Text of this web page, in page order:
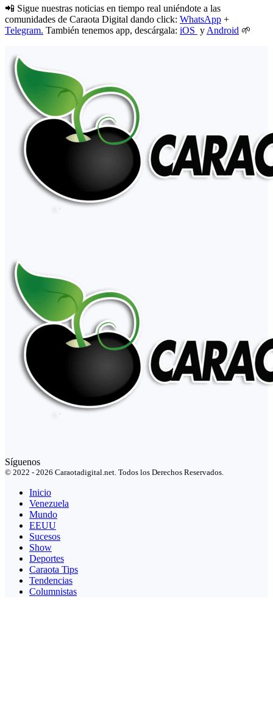
📲 Sigue nuestras noticias en tiempo real uniéndote a las
comunidades de Caraota Digital dando click: WhatsApp +
Telegram. También tenemos app, descárgala: iOS y Android 🌱
Síguenos
© 2022 - 2026 Caraotadigital.net. Todos los Derechos Reservados.
Inicio
Venezuela
Mundo
EEUU
Sucesos
Show
Deportes
Caraota Tips
Tendencias
Columnistas